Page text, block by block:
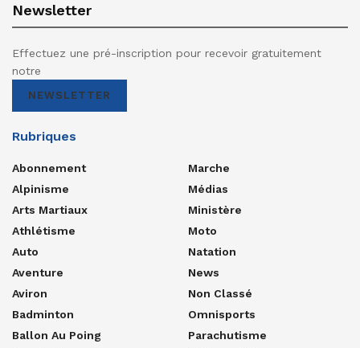
Newsletter
Effectuez une pré-inscription pour recevoir gratuitement
notre
NEWSLETTER
Rubriques
Abonnement
Alpinisme
Arts Martiaux
Athlétisme
Auto
Aventure
Aviron
Badminton
Ballon Au Poing
Marche
Médias
Ministère
Moto
Natation
News
Non Classé
Omnisports
Parachutisme